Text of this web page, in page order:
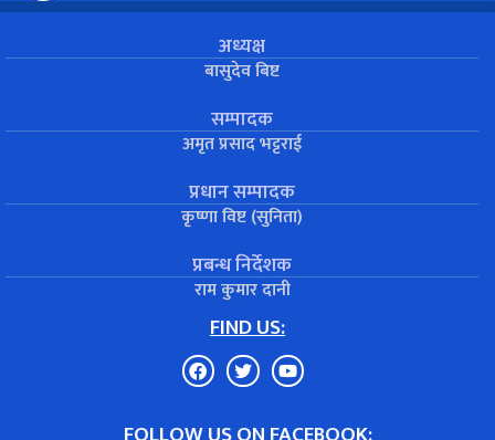
अध्यक्ष
बासुदेव बिष्ट
सम्पादक
अमृत प्रसाद भट्टराई
प्रधान सम्पादक
कृष्णा विष्ट (सुनिता)
प्रबन्ध निर्देशक
राम कुमार दानी
FIND US: